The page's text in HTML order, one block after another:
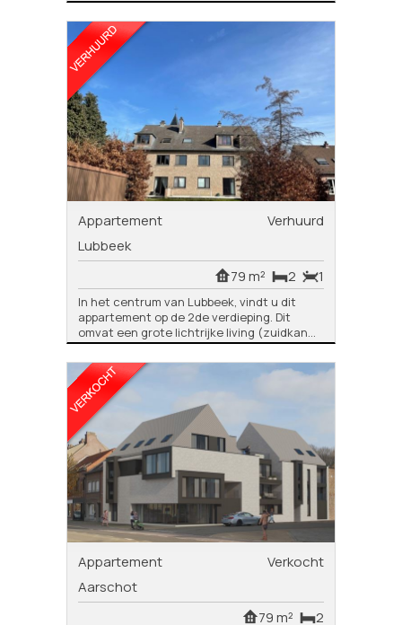
Appartement
Verhuurd
Lubbeek
1
2
79 m²
In het centrum van Lubbeek, vindt u dit
appartement op de 2de verdieping. Dit
omvat een grote lichtrijke living (zuidkan...
Appartement
Verkocht
Aarschot
2
79 m²